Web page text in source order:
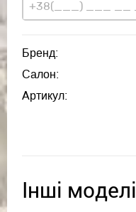
Бренд:
Салон:
Артикул:
Інші моделі